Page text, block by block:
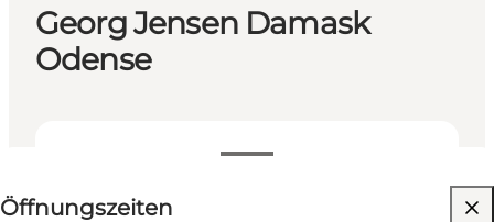
Georg Jensen Damask
Odense
Öffnungszeiten anzeigen
Öffnungszeiten
Website besuchen